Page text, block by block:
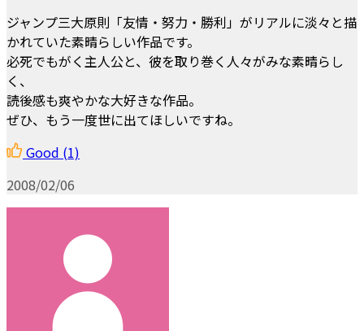
ジャンプ三大原則「友情・努力・勝利」がリアルに淡々と描
かれていた素晴らしい作品です。
必死でもがく主人公と、彼を取り巻く人々がみな素晴らし
く、
読後感も爽やかな大好きな作品。
ぜひ、もう一度世に出てほしいですね。
Good (1)
2008/02/06